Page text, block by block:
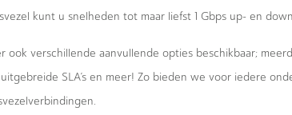
kunt u snelheden tot maar liefst 1 Gbps up- en
ook verschillende aanvullende opties beschikbaar;
SLA’s en meer! Zo bieden we voor iedere